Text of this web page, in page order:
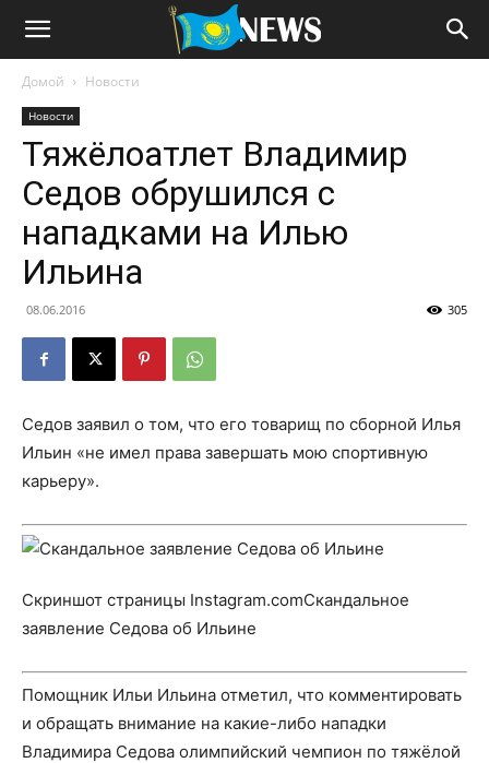
Домой Новости
Новости
Тяжёлоатлет Владимир
Седов обрушился с
нападками на Илью
Ильина
08.06.2016 305
Седов заявил о том, что его товарищ по сборной Илья
Ильин «не имел права завершать мою спортивную
карьеру».
Скриншот страницы Instagram.comСкандальное
заявление Седова об Ильине
Помощник Ильи Ильина отметил, что комментировать
и обращать внимание на какие-либо нападки
Владимира Седова олимпийский чемпион по тяжёлой